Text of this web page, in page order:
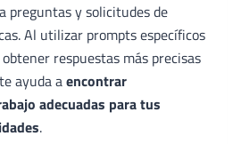
preguntas y solicitudes de
Al utilizar prompts específicos
respuestas más precisas
ayuda aencontrar
adecuadas para tus
.